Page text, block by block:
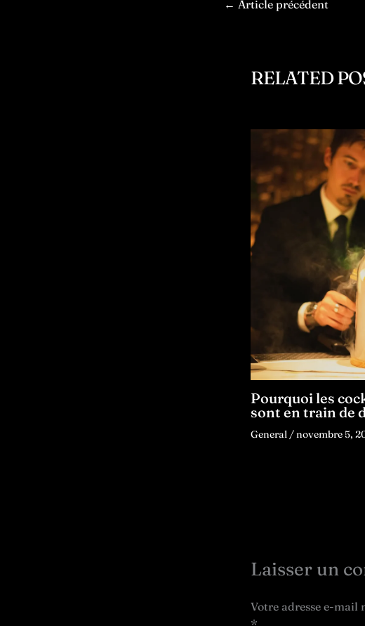
← Article précédent
RELATED
Pourquoi les
sont en train de
General /novembre 5,
Laisser un
Votre adresse e-mail